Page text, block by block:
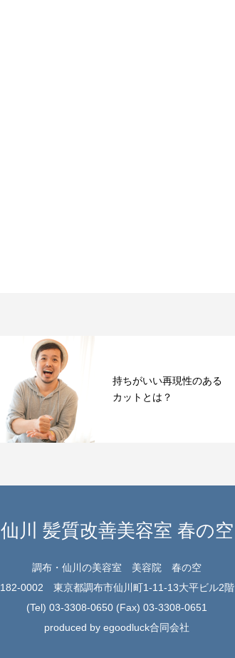
クリングマスク&ウォッシ
ュ...
仙川 髪質改善美容室 春の空
調布・仙川の美容室 美容院 春の空
182-0002 東京都調布市仙川町1-11-13大平ビル2階
(Tel) 03-3308-0650 (Fax) 03-3308-0651
produced by egoodluck合同会社